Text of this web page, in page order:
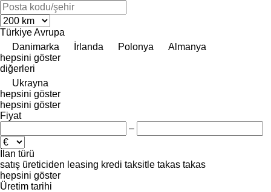
TürkiyeAvrupa
Danimarka
İrlanda Polonya
Almanya
hepsini göster
diğerleri
Ukrayna
hepsini göster
hepsini göster
Fiyat
–
İlan türü
satış üreticiden leasing kredi taksitle takas takas
hepsini göster
Üretim tarihi